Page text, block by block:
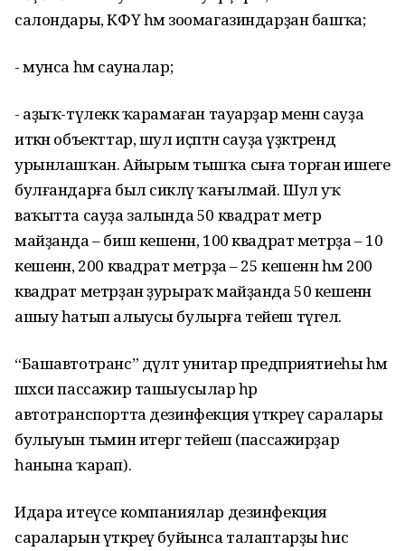
салондары, КФҮ һәм зоомагазиндарҙан башҡа;
- мунса һәм сауналар;
- аҙыҡ-түлеккә ҡарамаған тауарҙар менән сауҙа
иткән объекттар, шул иҫәптән сауҙа үҙәктәрендә
урынлашҡан. Айырым тышҡа сыға торған ишеге
булғандарға был сикләү ҡағылмай. Шул уҡ
ваҡытта сауҙа залында 50 квадрат метр
майҙанда – биш кешенән, 100 квадрат метрҙа – 10
кешенән, 200 квадрат метрҙа – 25 кешенән һәм 200
квадрат метрҙан ҙурыраҡ майҙанда 50 кешенән
ашыу һатып алыусы булырға тейеш түгел.
“Башавтотранс” дәүләт унитар предприятиеһы һәм
шәхси пассажир ташыусылар һәр
автотранспортта дезинфекция үткәреү саралары
булыуын тәьмин итергә тейеш (пассажирҙар
һанына ҡарап).
Идара итеүсе компаниялар дезинфекция
сараларын үткәреү буйынса талаптарҙы һис